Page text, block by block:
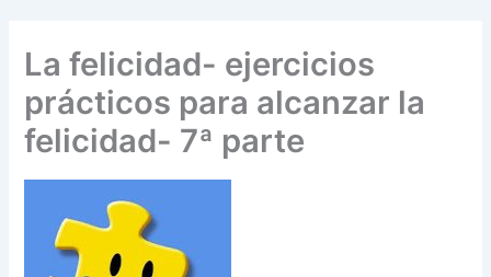
La felicidad- ejercicios
prácticos para alcanzar la
felicidad- 7ª parte